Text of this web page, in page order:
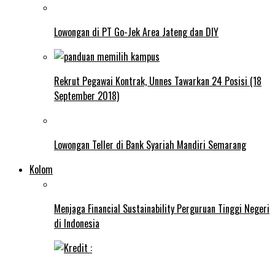
Lowongan di PT Go-Jek Area Jateng dan DIY
Rekrut Pegawai Kontrak, Unnes Tawarkan 24 Posisi (18
September 2018)
Lowongan Teller di Bank Syariah Mandiri Semarang
Kolom
Menjaga Financial Sustainability Perguruan Tinggi Negeri
di Indonesia